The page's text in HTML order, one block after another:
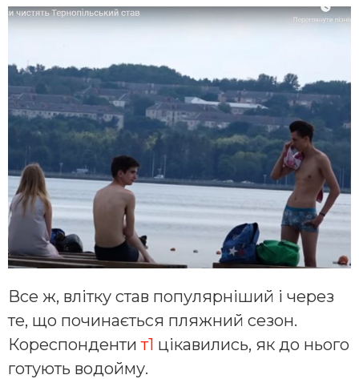
Все ж, влітку став популярніший і через
те, що починається пляжний сезон.
Кореспондентит1 цікавились, як до нього
готують водойму.